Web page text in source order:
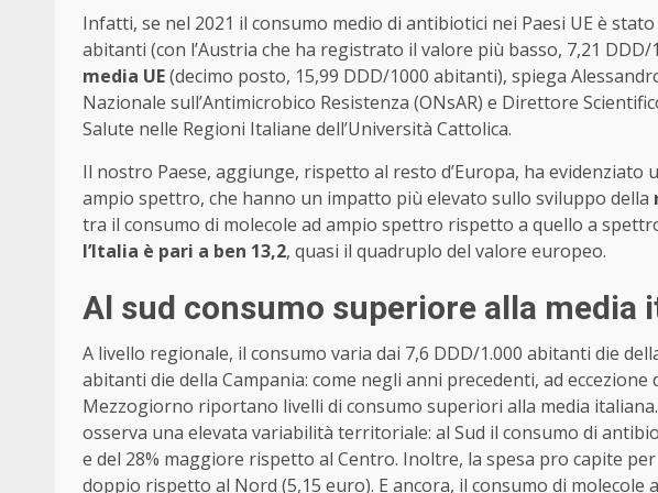
Infatti, se nel 2021 il consumo medio di antibiotici nei Paesi UE è
abitanti (con l’Austria che ha registrato il valore più basso, 7,21 DDD/
media UE(decimo posto, 15,99 DDD/1000 abitanti), spiega
Nazionale sull’Antimicrobico Resistenza (ONsAR) e Direttore
Salute nelle Regioni Italiane dell’Università Cattolica.
Il nostro Paese, aggiunge, rispetto al resto d’Europa, ha
ampio spettro, che hanno un impatto più elevato sullo sviluppo della
tra il consumo di molecole ad ampio spettro rispetto a quello a
l’Italia è pari a ben 13,2, quasi il quadruplo del valore europeo.
Al sud consumo superiore alla media
A livello regionale, il consumo varia dai 7,6 DDD/1.000 abitanti die
abitanti die della Campania: come negli anni precedenti, ad
Mezzogiorno riportano livelli di consumo superiori alla media
osserva una elevata variabilità territoriale: al Sud il consumo di
e del 28% maggiore rispetto al Centro. Inoltre, la spesa pro capite
doppio rispetto al Nord (5,15 euro). E ancora, il consumo di